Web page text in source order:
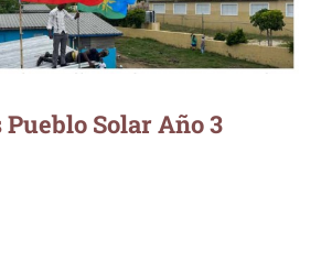
Solar Año 3